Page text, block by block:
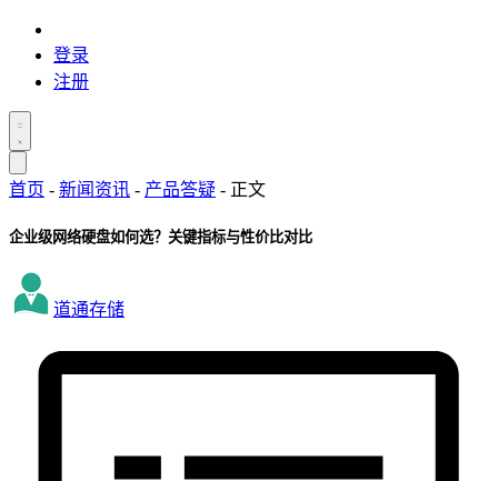
登录
注册
首页 - 新闻资讯 - 产品答疑 - 正文
企业级网络硬盘如何选？关键指标与性价比对比
道通存储